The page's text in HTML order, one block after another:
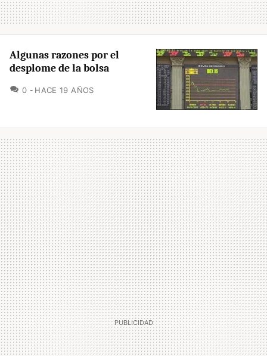
Algunas razones por el
desplome de la bolsa
0 COMENTARIOS
HACE 19 AÑOS